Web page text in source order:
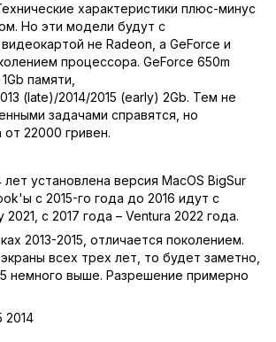
характеристики плюс-минус
Но эти модели будут с
не Radeon, а GeForce и
процессора. GeForce 650m
памяти,
(late)/2014/2015 (early) 2Gb. Тем не
задачами справятся, но
22000 гривен.
лет установлена версия MacOS BigSur
с 2015-го года до 2016 идут с
2021, с 2017 года – Ventura 2022 года.
2013-2015, отличается поколением.
всех трех лет, то будет заметно,
немного выше. Разрешение примерно